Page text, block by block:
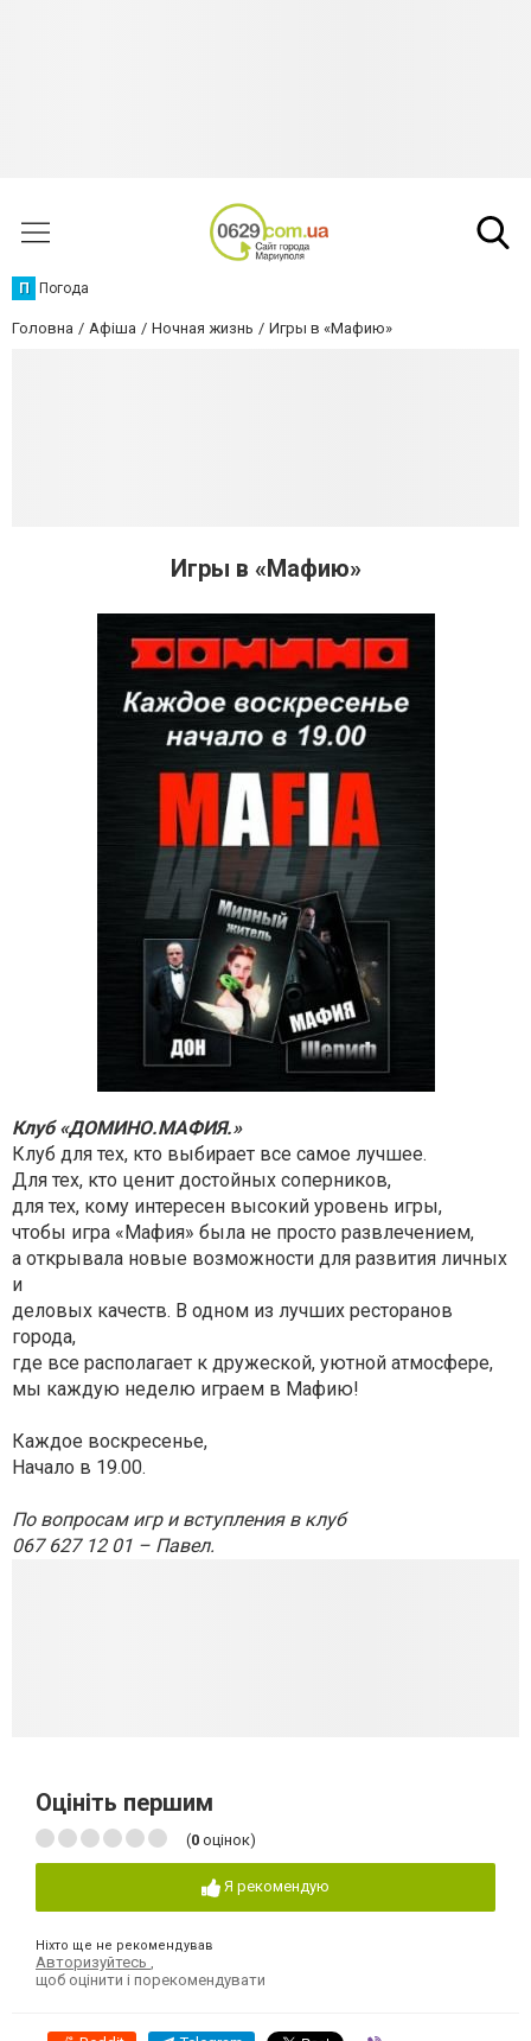
П Погода
Головна Афіша Ночная жизнь Игры в «Мафию»
Игры в «Мафию»
Клуб «ДОМИНО.МАФИЯ.»
Клуб для тех, кто выбирает все самое лучшее.
Для тех, кто ценит достойных соперников,
для тех, кому интересен высокий уровень игры,
чтобы игра «Мафия» была не просто развлечением,
а открывала новые возможности для развития личных
и
деловых качеств. В одном из лучших ресторанов
города,
где все располагает к дружеской, уютной атмосфере,
мы каждую неделю играем в Мафию!
Каждое воскресенье,
Начало в 19.00.
По вопросам игр и вступления в клуб
067 627 12 01 – Павел.
Оцініть першим
(0 оцінок)
Я рекомендую
Ніхто ще не рекомендував
Авторизуйтесь
щоб оцінити і порекомендувати